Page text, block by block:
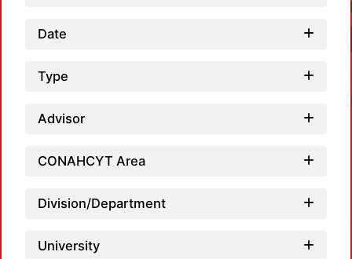
Date
Type
Advisor
CONAHCYT Area
Division/Department
University